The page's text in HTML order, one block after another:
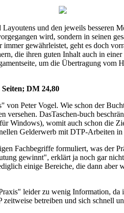
und den jeweils
wird, sondern in seinen
gewährleistet, geht es doch
die ihren guten Inhalt auch in
um die Übertragung
DM 24,80
Peter Vogel. Wie schon der
versehen. DasTaschen-buch
Windows), womit auch schon die
Gelderwerb mit DTP-Arbeiten
Fachbegriffe formuliert, was der
gewinnt", erklärt ja noch gar
einige Bereiche, die dann
leider zu wenig Information,
betreiben und sich schnell